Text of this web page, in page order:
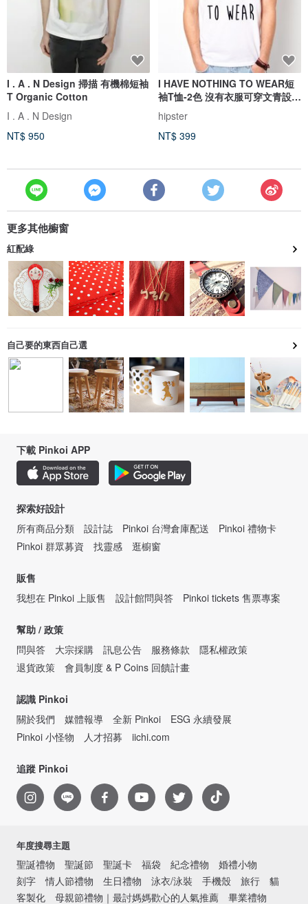
I . A . N Design 掃描 有機棉短袖
T Organic Cotton
I . A . N Design
NT$ 950
I HAVE NOTHING TO WEAR短
袖T恤-2色 沒有衣服可穿文青設計
文字
hipster
NT$ 399
更多其他櫥窗
紅配綠
自己要的東西自己選
下載 Pinkoi APP
探索好設計
所有商品分類
設計誌 Pinkoi 台灣倉庫配送
Pinkoi 禮物卡
Pinkoi 群眾募資
找靈感 逛櫥窗
販售
我想在 Pinkoi 上販售
設計館問與答 Pinkoi tickets 售票專案
幫助 / 政策
問與答
大宗採購 訊息公告 服務條款
隱私權政策
退貨政策
會員制度 & P Coins 回饋計畫
認識 Pinkoi
關於我們
媒體報導 全新 Pinkoi
ESG 永續發展
Pinkoi 小怪物
人才招募 iichi.com
追蹤 Pinkoi
年度搜尋主題
聖誕禮物 聖誕節 聖誕卡 福袋 紀念禮物
婚禮小物
刻字
情人節禮物 生日禮物 泳衣/泳裝 手機殼 旅行
貓
客製化
母親節禮物｜最討媽媽歡心的人氣推薦 畢業禮物